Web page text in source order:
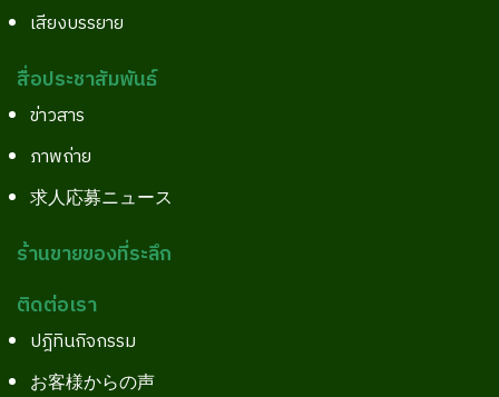
เสียงบรรยาย
สื่อประชาสัมพันธ์
ข่าวสาร
ภาพถ่าย
求人応募ニュース
ร้านขายของที่ระลึก
ติดต่อเรา
ปฎิทินกิจกรรม
お客様からの声